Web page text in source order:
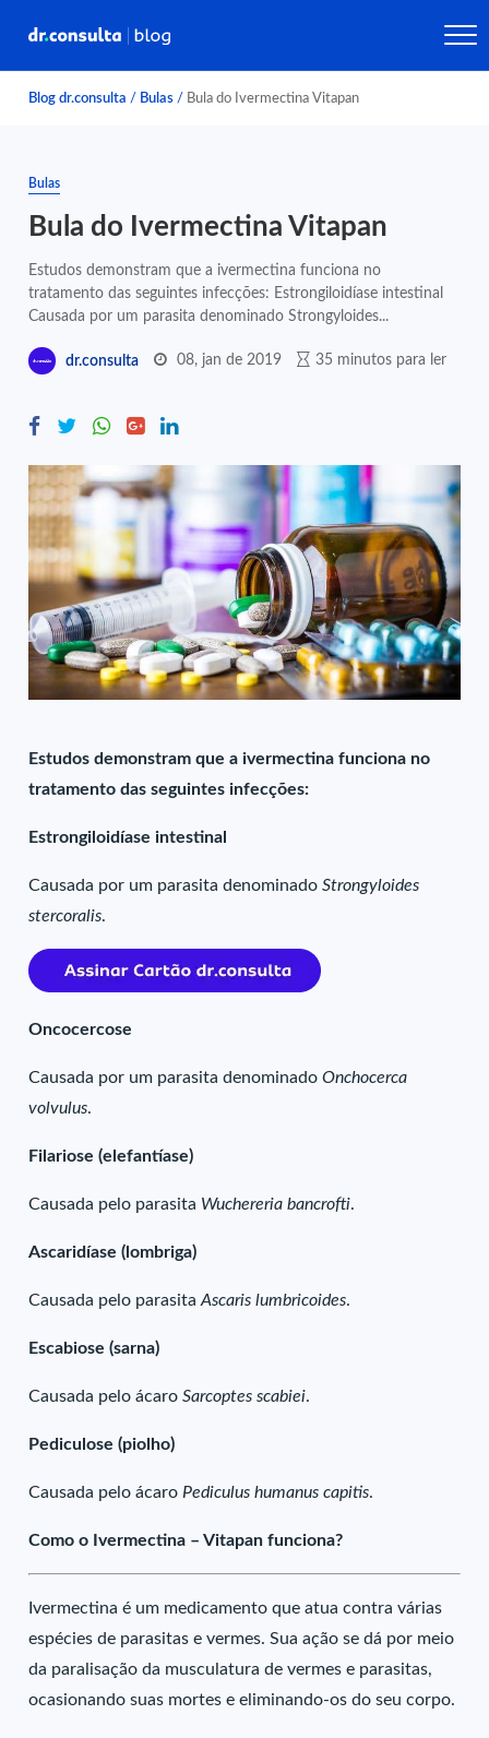
Blog dr.consulta / Bulas / Bula do Ivermectina Vitapan
Bulas
Bula do Ivermectina Vitapan
Estudos demonstram que a ivermectina funciona no
tratamento das seguintes infecções: Estrongiloidíase intestinal
Causada por um parasita denominado Strongyloides...
dr.consulta 08, jan de 2019 35 minutos para ler
Estudos demonstram que a ivermectina funciona no
tratamento das seguintes infecções:
Estrongiloidíase intestinal
Causada por um parasita denominadoStrongyloides
stercoralis.
Oncocercose
Causada por um parasita denominadoOnchocerca
volvulus.
Filariose (elefantíase)
Causada pelo parasita Wuchereria bancrofti.
Ascaridíase (lombriga)
Causada pelo parasitaAscaris lumbricoides.
Escabiose (sarna)
Causada pelo ácaroSarcoptes scabiei.
Pediculose (piolho)
Causada pelo ácaro Pediculus humanus capitis.
Como o Ivermectina – Vitapan funciona?
Ivermectina é um medicamento que atua contra várias
espécies de parasitas e vermes. Sua ação se dá por meio
da paralisação da musculatura de vermes e parasitas,
ocasionando suas mortes e eliminando-os do seu corpo.